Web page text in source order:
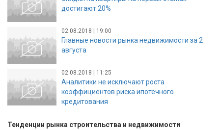
достигают 20%
02.08.2018 | 19:00
Главные новости рынка недвижимости за 2
августа
02.08.2018 | 11:25
Аналитики не исключают роста
коэффициентов риска ипотечного
кредитования
Тенденции рынка строительства и недвижимости